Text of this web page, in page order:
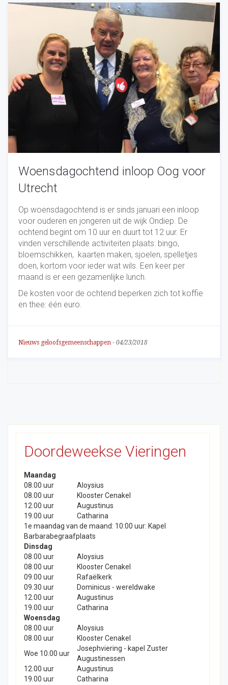
Woensdagochtend inloop Oog voor
Utrecht
Op woensdagochtend is er sinds januari een inloop
voor ouderen en jongeren uit de wijk Ondiep. De
ochtend begint om 10 uur en duurt tot 12 uur. Er
vinden verschillende activiteiten plaats: bingo,
bloemschikken, kaarten maken, sjoelen, spelletjes
doen, kortom voor ieder wat wils. Een keer per
maand is er een gezamenlijke lunch.
De kosten voor de ochtend beperken zich tot koffie
en thee: één euro.
Nieuws geloofsgemeenschappen - 04/23/2018
Doordeweekse Vieringen
Maandag
08.00 uur
Aloysius
08.00 uur
Klooster Cenakel
12.00 uur
Augustinus
19.00 uur
Catharina
1e maandag van de maand: 10:00 uur: Kapel
Barbarabegraafplaats
Dinsdag
08.00 uur
Aloysius
08.00 uur
Klooster Cenakel
09.00 uur
Rafaëlkerk
09.30 uur
Dominicus - wereldwake
12.00 uur
Augustinus
19.00 uur
Catharina
Woensdag
08.00 uur
Aloysius
08.00 uur
Klooster Cenakel
Woe 10.00 uur
Josephviering - kapel Zuster
Augustinessen
12.00 uur
Augustinus
19.00 uur
Catharina